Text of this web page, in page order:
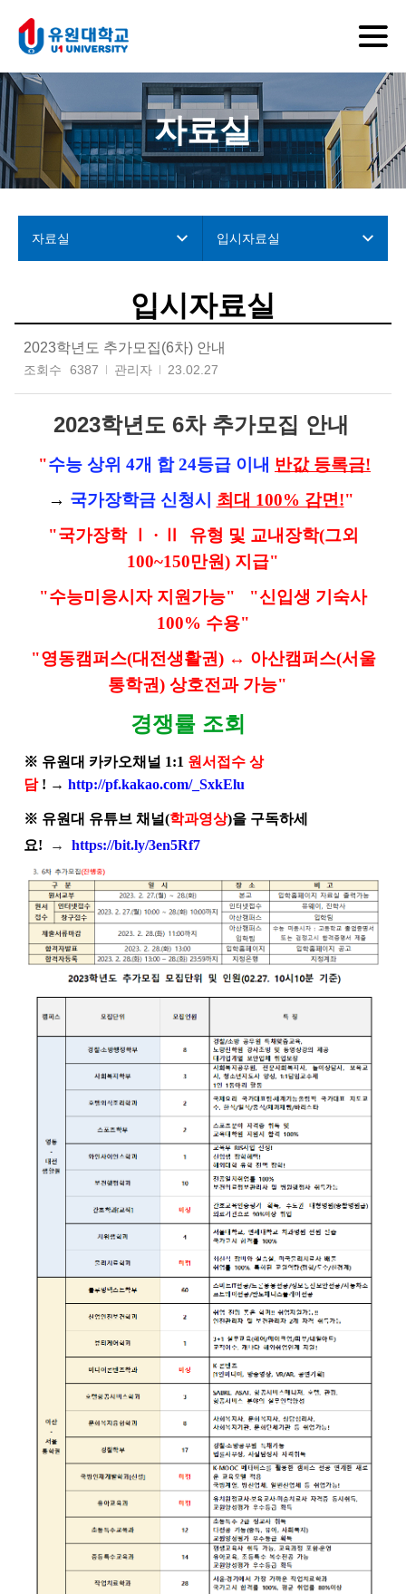
자료실
자료실 입시자료실
입시자료실
2023학년도 추가모집(6차) 안내
조회수 6387 관리자 23.02.27
2023학년도 6차 추가모집 안내
"수능 상위 4개 합 24등급 이내 반값 등록금!
→ 국가장학금 신청시 최대 100% 감면!"
"국가장학 Ⅰ · Ⅱ
유형 및 교내장학(그외
100~150만원) 지급"
"수능미응시자 지원가능" "신입생 기숙사
100% 수용"
"영동캠퍼스(대전생활권) ↔ 아산캠퍼스(서울
통학권) 상호전과 가능"
경쟁률 조회
※ 유원대 카카오채널 1:1 원서접수 상
담 ! → http://pf.kakao.com/_SxkElu
※ 유원대 유튜브 채널(학과영상)을 구독하세
요!
→ https://bit.ly/3en5Rf7